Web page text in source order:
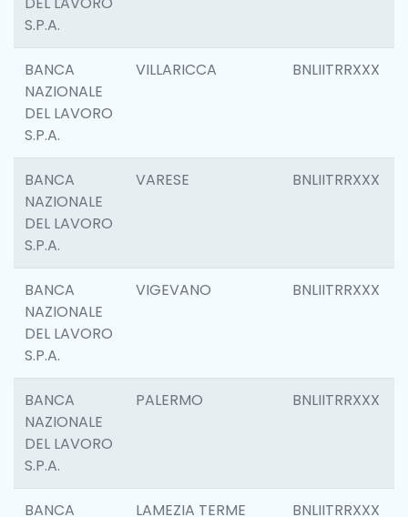
S.P.A.
BANCA
NAZIONALE
DEL LAVORO
S.P.A.
VILLARICCA BNLIITRRXXX
BANCA
NAZIONALE
DEL LAVORO
S.P.A.
VARESE BNLIITRRXXX
BANCA
NAZIONALE
DEL LAVORO
S.P.A.
VIGEVANO BNLIITRRXXX
BANCA
NAZIONALE
DEL LAVORO
S.P.A.
PALERMO BNLIITRRXXX
BANCA
LAMEZIA TERME BNLIITRRXXX